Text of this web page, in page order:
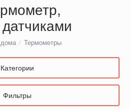
/ Термометры
Категории
Фильтры